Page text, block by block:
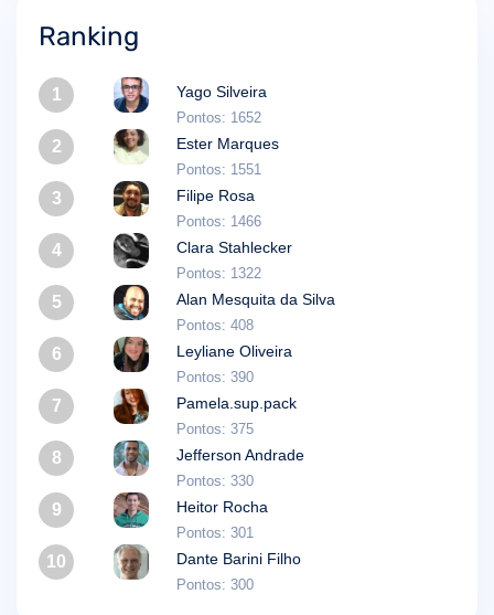
Ranking
1 Yago Silveira
Pontos: 1652
2 Ester Marques
Pontos: 1551
3 Filipe Rosa
Pontos: 1466
4 Clara Stahlecker
Pontos: 1322
5 Alan Mesquita da Silva
Pontos: 408
6 Leyliane Oliveira
Pontos: 390
7 Pamela.sup.pack
Pontos: 375
8 Jefferson Andrade
Pontos: 330
9 Heitor Rocha
Pontos: 301
10 Dante Barini Filho
Pontos: 300